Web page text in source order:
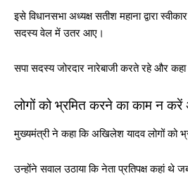
इसे विधानसभा अध्यक्ष सतीश महाना द्वारा
सदस्य वेल में उतर आए।
सपा सदस्य जोरदार नारेबाजी करते रहे और कहा
लोगों को भ्रमित करने का काम न
मुख्यमंत्री ने कहा कि अखिलेश यादव लोगों को
उन्होंने सवाल उठाया कि नेता प्रतिपक्ष कहां थे